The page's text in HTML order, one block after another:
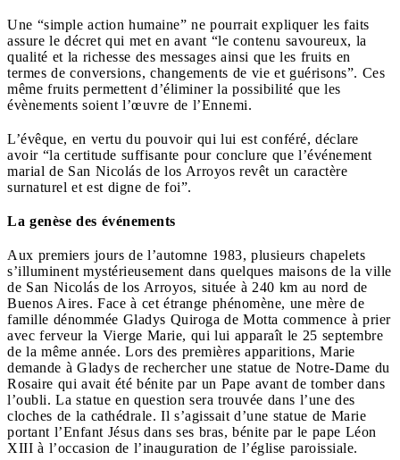
Une “simple action humaine” ne pourrait expliquer les faits
assure le décret qui met en avant “le contenu savoureux, la
qualité et la richesse des messages ainsi que les fruits en
termes de conversions, changements de vie et guérisons”. Ces
même fruits permettent d’éliminer la possibilité que les
évènements soient l’œuvre de l’Ennemi.
L’évêque, en vertu du pouvoir qui lui est conféré, déclare
avoir “la certitude suffisante pour conclure que l’événement
marial de San Nicolás de los Arroyos revêt un caractère
surnaturel et est digne de foi”.
La genèse des événements
Aux premiers jours de l’automne 1983, plusieurs chapelets
s’illuminent mystérieusement dans quelques maisons de la ville
de San Nicolás de los Arroyos, située à 240 km au nord de
Buenos Aires. Face à cet étrange phénomène, une mère de
famille dénommée Gladys Quiroga de Motta commence à prier
avec ferveur la Vierge Marie, qui lui apparaît le 25 septembre
de la même année. Lors des premières apparitions, Marie
demande à Gladys de rechercher une statue de Notre-Dame du
Rosaire qui avait été bénite par un Pape avant de tomber dans
l’oubli. La statue en question sera trouvée dans l’une des
cloches de la cathédrale. Il s’agissait d’une statue de Marie
portant l’Enfant Jésus dans ses bras, bénite par le pape Léon
XIII à l’occasion de l’inauguration de l’église paroissiale.